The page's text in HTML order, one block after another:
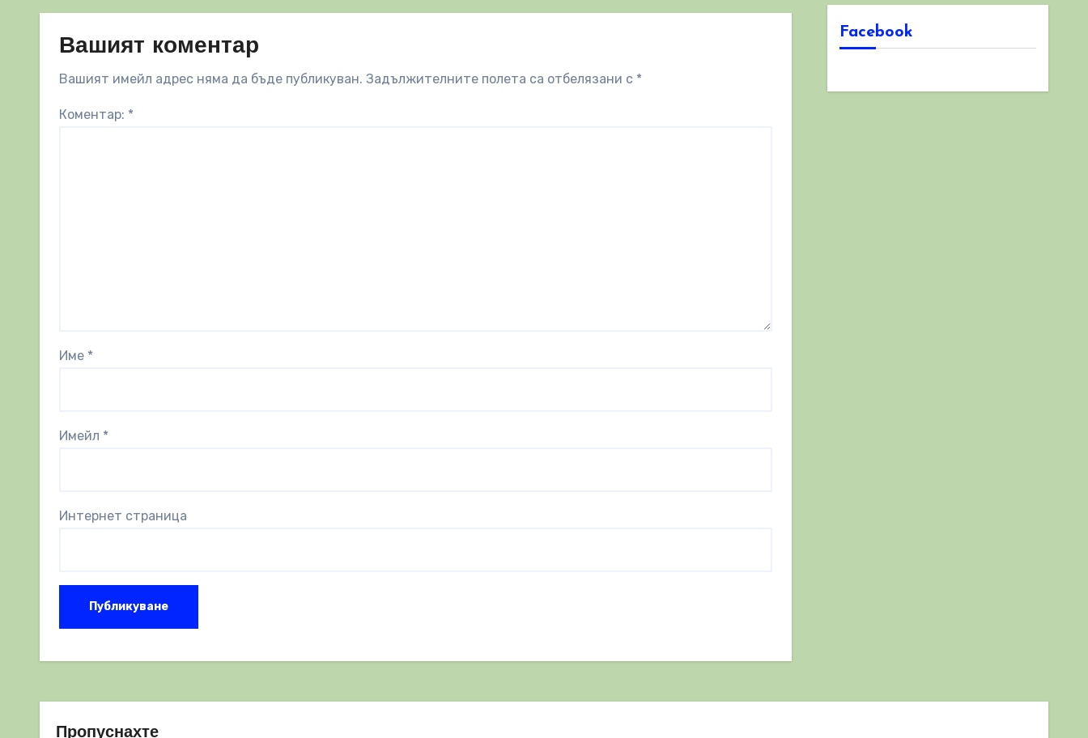
Вашият коментар
Вашият имейл адрес няма да бъде публикуван. Задължителните полета са отбелязани с *
Коментар: *
Име *
Имейл *
Интернет страница
Facebook
Пропуснахте